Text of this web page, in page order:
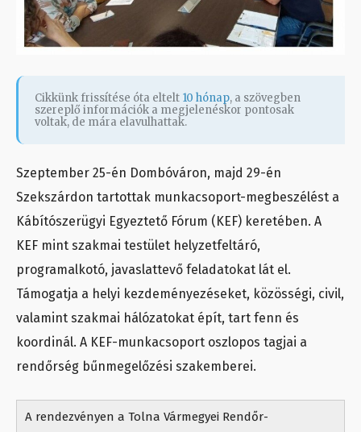
Cikkünk frissítése óta eltelt 10 hónap, a szövegben
szereplő információk a megjelenéskor pontosak
voltak, de mára elavulhattak.
Szeptember 25-én Dombóváron, majd 29-én
Szekszárdon tartottak munkacsoport-megbeszélést a
Kábítószerügyi Egyeztető Fórum (KEF) keretében. A
KEF mint szakmai testület helyzetfeltáró,
programalkotó, javaslattevő feladatokat lát el.
Támogatja a helyi kezdeményezéseket, közösségi, civil,
valamint szakmai hálózatokat épít, tart fenn és
koordinál. A KEF-munkacsoport oszlopos tagjai a
rendőrség bűnmegelőzési szakemberei.
A rendezvényen a Tolna Vármegyei Rendőr-